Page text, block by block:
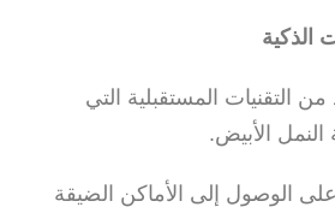
من التقنيات المستقبلية التي
الأبيض.
الوصول إلى الأماكن الضيقة